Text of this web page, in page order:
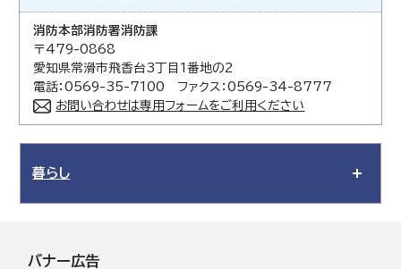
消防本部消防署消防課
〒479-0868
愛知県常滑市飛香台3丁目1番地の2
電話：0569-35-7100 ファクス：0569-34-8777
お問い合わせは専用フォームをご利用ください
暮らし
バナー広告